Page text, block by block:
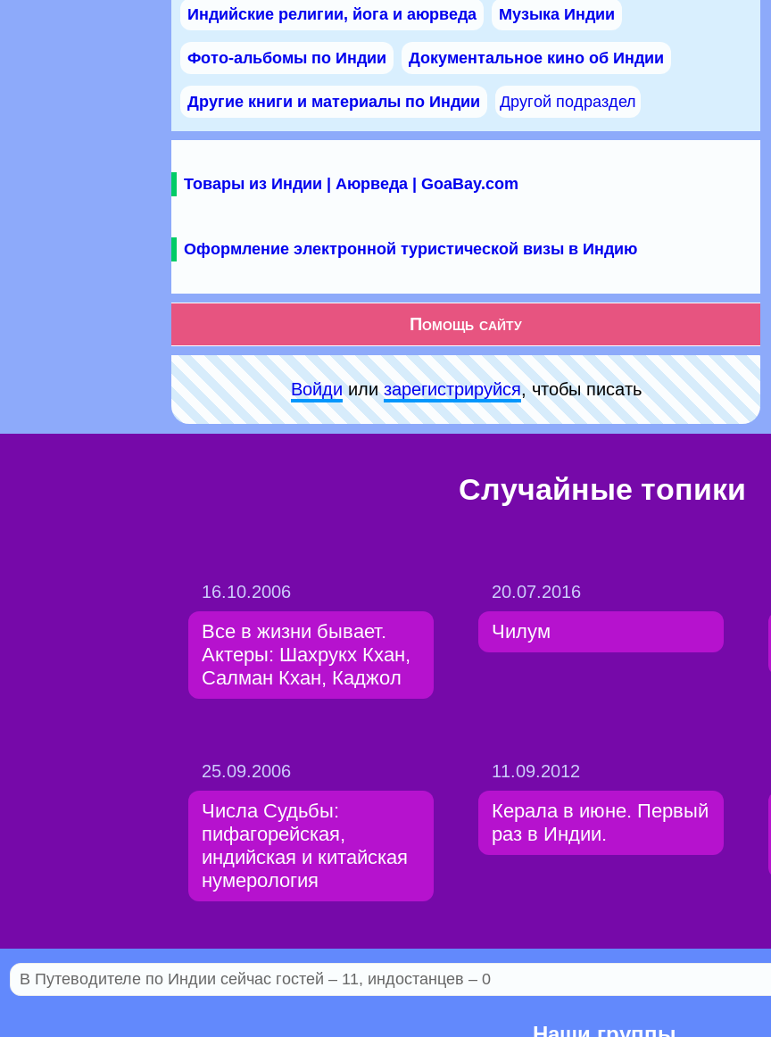
Индийские религии, йога и аюрведа Музыка Индии
Фото-альбомы по Индии Документальное кино об Индии
Другие книги и материалы по Индии Другой подраздел
Товары из Индии | Аюрведа | GoaBay.com
Оформление электронной туристической визы в Индию
Помощь сайту
Войдиилизарeгиcтpируйся, чтобы писать
Случайные топики
16.10.2006
Все в жизни бывает.
Актеры: Шахрукх Кхан,
Салман Кхан, Каджол
20.07.2016
Чилум
25.09.2006
Числа Судьбы:
пифагорейская,
индийская и китайская
нумерология
11.09.2012
Керала в июне. Первый
раз в Индии.
В Путеводителе по Индии сейчас гостей – 11, индостанцев – 0